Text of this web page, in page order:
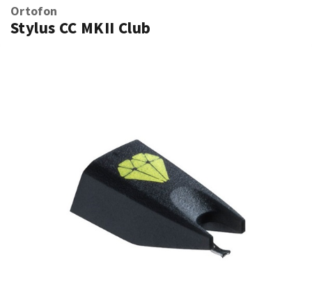
ドラム
キーボード 電子ピアノ
Ortofon
Stylus CC MKII Club